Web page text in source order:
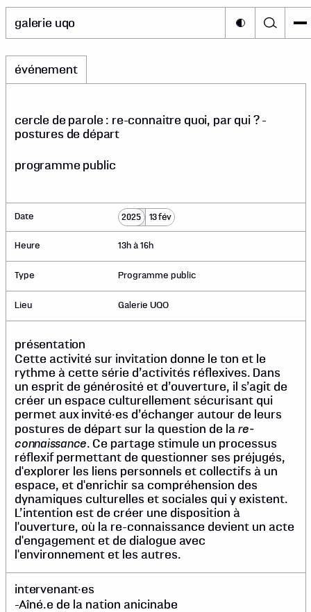
galerie uqo
événement
cercle de parole : re-connaitre quoi, par qui ? -
postures de départ
programme public
Date 2025 13 fév
Heure 13h à 16h
Type Programme public
Lieu Galerie UQO
présentation
Cette activité sur invitation donne le ton et le
rythme à cette série d’activités réflexives. Dans
un esprit de générosité et d’ouverture, il s’agit de
créer un espace culturellement sécurisant qui
permet aux invité·es d’échanger autour de leurs
postures de départ sur la question de la re-
connaissance. Ce partage stimule un processus
réflexif permettant de questionner ses préjugés,
d'explorer les liens personnels et collectifs à un
espace, et d'enrichir sa compréhension des
dynamiques culturelles et sociales qui y existent.
L’intention est de créer une disposition à
l'ouverture, où la re-connaissance devient un acte
d'engagement et de dialogue avec
l'environnement et les autres.
intervenant·es
-Aîné.e de la nation anicinabe